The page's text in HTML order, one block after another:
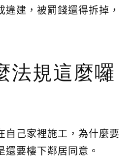
建，被罰錢還得拆掉，
法規這麼囉
自己家裡施工，為什麼要
要樓下鄰居同意。